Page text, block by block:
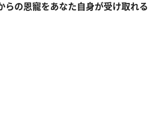
らの恩寵をあなた自身が受け取れる